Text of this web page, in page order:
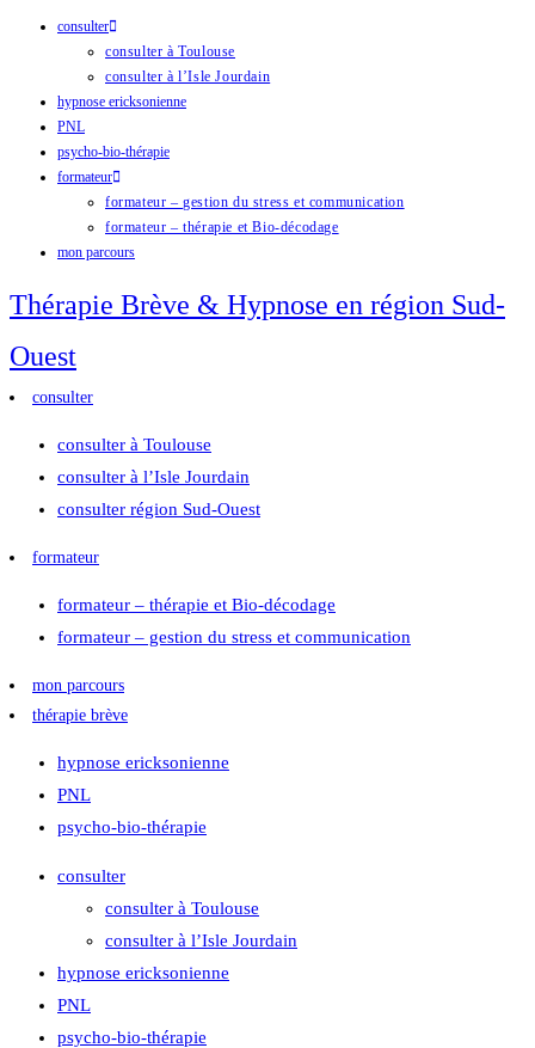
consulter
consulter à Toulouse
consulter à l’Isle Jourdain
hypnose ericksonienne
PNL
psycho-bio-thérapie
formateur
formateur – gestion du stress et communication
formateur – thérapie et Bio-décodage
mon parcours
Thérapie Brève & Hypnose en région Sud-
Ouest
consulter
consulter à Toulouse
consulter à l’Isle Jourdain
consulter région Sud-Ouest
formateur
formateur – thérapie et Bio-décodage
formateur – gestion du stress et communication
mon parcours
thérapie brève
hypnose ericksonienne
PNL
psycho-bio-thérapie
consulter
consulter à Toulouse
consulter à l’Isle Jourdain
hypnose ericksonienne
PNL
psycho-bio-thérapie